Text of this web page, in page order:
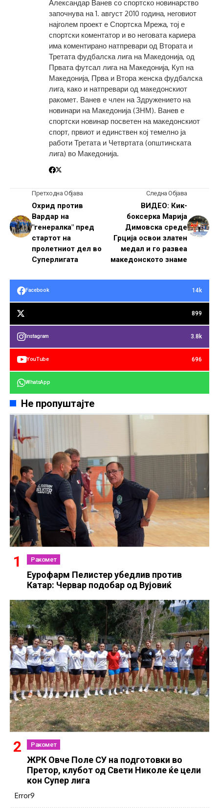
Александар Ванев со спортско новинарство
започнува на 1. август 2010 година, неговиот
најголем проект е Спортска Мрежа, тој е
спортски коментатор и во неговата кариера
има коментирано натпревари од Втората и
Третата фудбалска лига на Македонија, од
Првата футсал лига на Македонија, Куп на
Македонија, Прва и Втора женска фудбалска
лига, како и натпревари од македонскиот
ракомет. Ванев е член на Здружението на
новинари на Македонија (ЗНМ). Ванев е
спортски новинар посветен на македонскиот
спорт, првиот и единствен кој темелно ја
работи Третата и Четвртата (општинската
лига) во Македонија.
Претходна Објава
Охрид против
Вардар на
"генералка" пред
стартот на
пролетниот дел во
Суперлигата
Следна Објава
ВИДЕО: Кик-
боксерка Марија
Димовска среде
Грција освои златен
медал и го развеа
македонското знаме
Facebook 14k
899
Instagram 3.8k
YouTube 696
WhatsApp
Не пропуштајте
Ракомет
Еурофарм Пелистер убедлив против
Катар: Червар подобар од Вујовиќ
Ракомет
ЖРК Овче Поле СУ на подготовки во
Претор, клубот од Свети Николе ќе цели
кон Супер лига
Error9